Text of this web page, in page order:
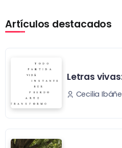
Artículos destacados
Letras
Cecilia